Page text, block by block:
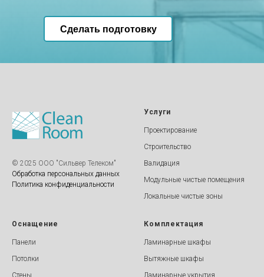
Сделать подготовку
© 2025 ООО "Cильвер Телеком"
Обработка персональных данных
Политика конфиденциальности
Услуги
Проектирование
Строительство
Валидация
Модульные чистые помещения
Локальные чистые зоны
Оснащение
Панели
Потолки
Комплектация
Ламинарные шкафы
Вытяжные шкафы